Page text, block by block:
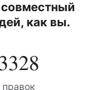
как вы.
правок